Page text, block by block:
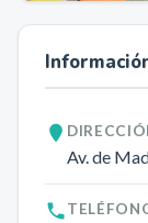
Av. de